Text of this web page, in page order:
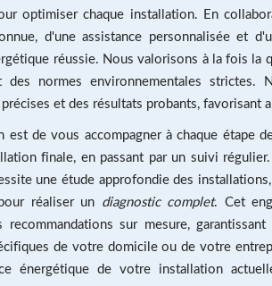
optimiser chaque installation. En
d'une assistance personnalisée et
réussie. Nous valorisons à la fois la
normes environnementales strictes.
et des résultats probants, favorisant
est de vous accompagner à chaque étape
finale, en passant par un suivi
une étude approfondie des
réaliser un diagnostic complet. Cet
recommandations sur mesure,
de votre domicile ou de votre
énergétique de votre installation